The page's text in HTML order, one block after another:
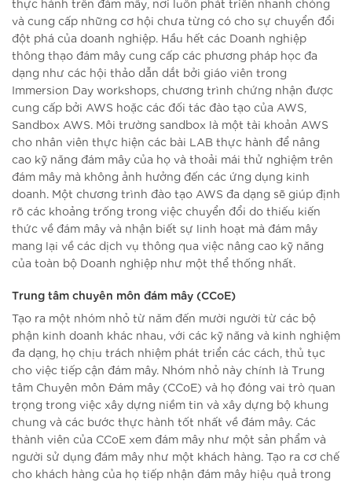
thực hành trên đám mây, nơi luôn phát triển nhanh chóng
và cung cấp những cơ hội chưa từng có cho sự chuyển đổi
đột phá của doanh nghiệp. Hầu hết các Doanh nghiệp
thông thạo đám mây cung cấp các phương pháp học đa
dạng như các hội thảo dẫn dắt bởi giáo viên trong
Immersion Day workshops, chương trình chứng nhận được
cung cấp bởi AWS hoặc các đối tác đào tạo của AWS,
Sandbox AWS. Môi trường sandbox là một tài khoản AWS
cho nhân viên thực hiện các bài LAB thực hành để nâng
cao kỹ năng đám mây của họ và thoải mái thử nghiệm trên
đám mây mà không ảnh hưởng đến các ứng dụng kinh
doanh. Một chương trình đào tạo AWS đa dạng sẽ giúp định
rõ các khoảng trống trong việc chuyển đổi do thiếu kiến
thức về đám mây và nhận biết sự linh hoạt mà đám mây
mang lại về các dịch vụ thông qua việc nâng cao kỹ năng
của toàn bộ Doanh nghiệp như một thể thống nhất.
Trung tâm chuyên môn đám mây (CCoE)
Tạo ra một nhóm nhỏ từ năm đến mười người từ các bộ
phận kinh doanh khác nhau, với các kỹ năng và kinh nghiệm
đa dạng, họ chịu trách nhiệm phát triển các cách, thủ tục
cho việc tiếp cận đám mây. Nhóm nhỏ này chính là Trung
tâm Chuyên môn Đám mây (CCoE) và họ đóng vai trò quan
trọng trong việc xây dựng niềm tin và xây dựng bộ khung
chung và các bước thực hành tốt nhất về đám mây. Các
thành viên của CCoE xem đám mây như một sản phẩm và
người sử dụng đám mây như một khách hàng. Tạo ra cơ chế
cho khách hàng của họ tiếp nhận đám mây hiệu quả trong